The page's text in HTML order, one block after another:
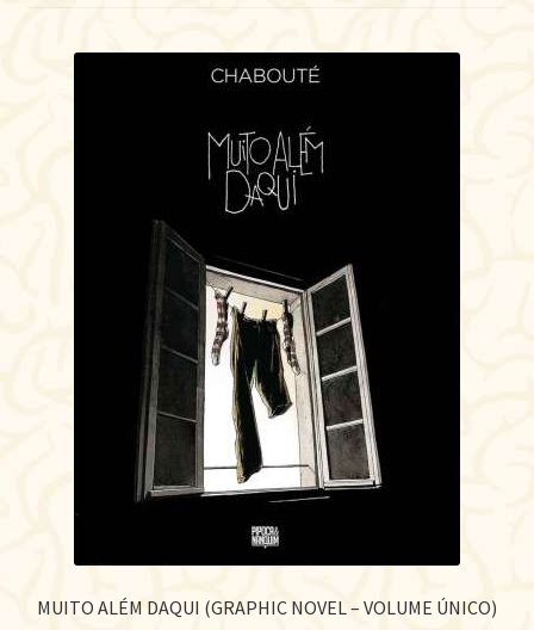
MUITO ALÉM DAQUI (GRAPHIC NOVEL – VOLUME ÚNICO)